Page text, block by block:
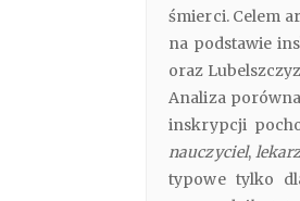
śmierci. Celem
na podstawie
oraz
Analiza
inskrypcji
nauczyciel,
typowe tylko